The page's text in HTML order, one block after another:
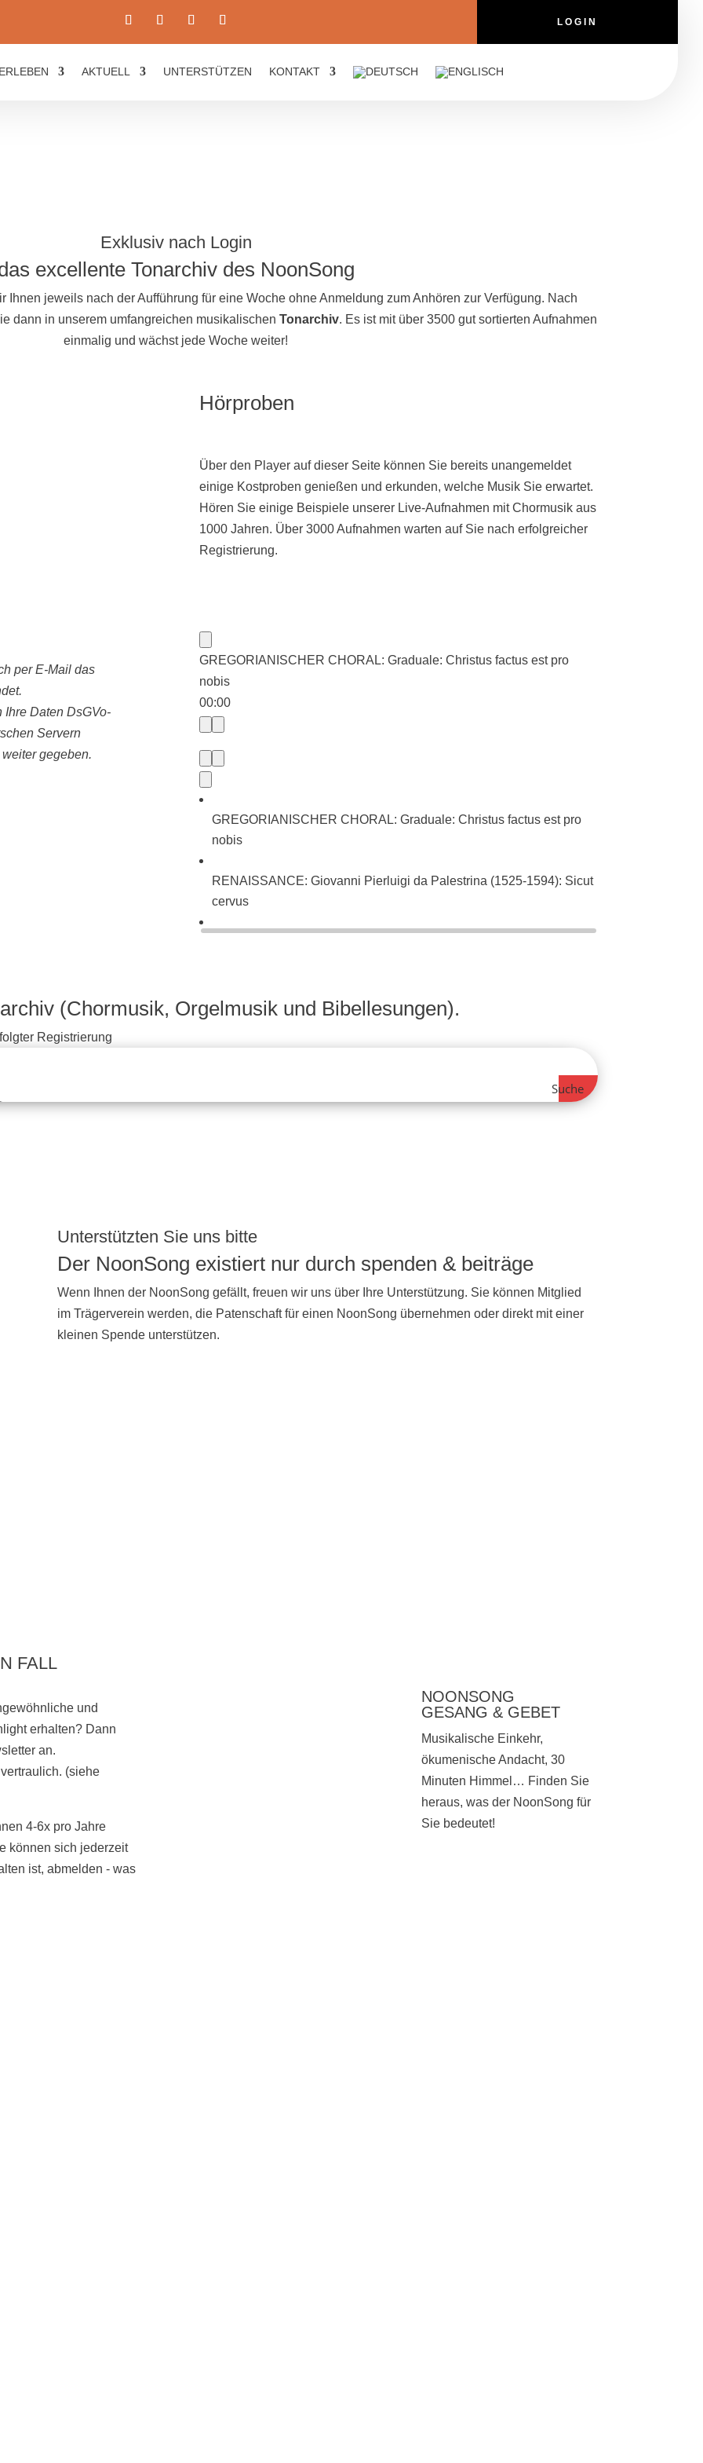
LOGIN
AKTUELL UNTERSTÜTZEN KONTAKT
Exklusiv nach Login
excellente Tonarchiv des NoonSong
Ihnen jeweils nach der Aufführung für eine Woche ohne Anmeldung zum Anhören zur Verfügung. Nach
dann in unserem umfangreichen musikalischen Tonarchiv. Es ist mit über 3500 gut sortierten Aufnahmen
einmalig und wächst jede Woche weiter!
per E-Mail das
Daten DsGVo-
Servern
gegeben.
Hörproben
Über den Player auf dieser Seite können Sie bereits unangemeldet
einige Kostproben genießen und erkunden, welche Musik Sie erwartet.
Hören Sie einige Beispiele unserer Live-Aufnahmen mit Chormusik aus
1000 Jahren. Über 3000 Aufnahmen warten auf Sie nach erfolgreicher
Registrierung.
GREGORIANISCHER CHORAL: Graduale: Christus factus est pro
nobis
00:00
GREGORIANISCHER CHORAL: Graduale: Christus factus est pro
nobis
RENAISSANCE: Giovanni Pierluigi da Palestrina (1525-1594): Sicut
cervus
(Chormusik, Orgelmusik und Bibellesungen).
Registrierung
Suche
Unterstützten Sie uns bitte
Der NoonSong existiert nur durch spenden & beiträge
Wenn Ihnen der NoonSong gefällt, freuen wir uns über Ihre Unterstützung. Sie können Mitglied
im Trägerverein werden, die Patenschaft für einen NoonSong übernehmen oder direkt mit einer
kleinen Spende unterstützen.
FALL
und
erhalten? Dann
an.
(siehe
4-6x pro Jahre
können sich jederzeit
ist, abmelden - was
NOONSONG
GESANG & GEBET
Musikalische Einkehr,
ökumenische Andacht, 30
Minuten Himmel… Finden Sie
heraus, was der NoonSong für
Sie bedeutet!